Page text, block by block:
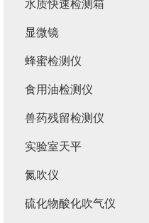
水质快速检测箱
显微镜
蜂蜜检测仪
食用油检测仪
兽药残留检测仪
实验室天平
氮吹仪
硫化物酸化吹气仪